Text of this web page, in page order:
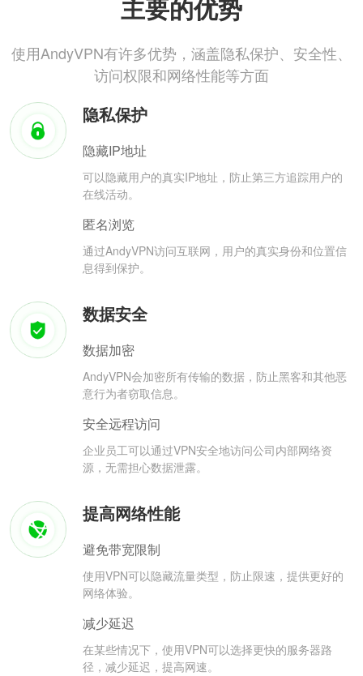
主要的优势
使用AndyVPN有许多优势，涵盖隐私保护、安全性、
访问权限和网络性能等方面
隐私保护
隐藏IP地址
可以隐藏用户的真实IP地址，防止第三方追踪用户的
在线活动。
匿名浏览
通过AndyVPN访问互联网，用户的真实身份和位置信
息得到保护。
数据安全
数据加密
AndyVPN会加密所有传输的数据，防止黑客和其他恶
意行为者窃取信息。
安全远程访问
企业员工可以通过VPN安全地访问公司内部网络资
源，无需担心数据泄露。
提高网络性能
避免带宽限制
使用VPN可以隐藏流量类型，防止限速，提供更好的
网络体验。
减少延迟
在某些情况下，使用VPN可以选择更快的服务器路
径，减少延迟，提高网速。